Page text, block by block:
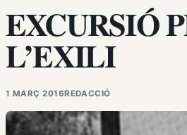
EXCURSIÓ
L’EXILI
1 MARÇ 2016REDACCIÓ